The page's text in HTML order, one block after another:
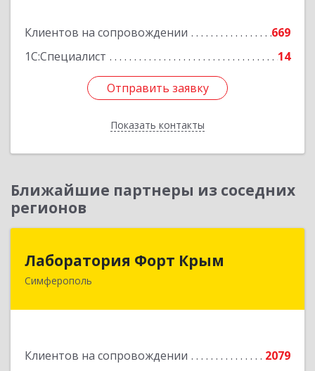
Клиентов на сопровождении
669
1С:Специалист
14
Отправить заявку
Показать контакты
Отправить заявку
Назад
Ближайшие партнеры из соседних
регионов
Лаборатория Форт Крым
Симферополь
Клиентов на сопровождении
2079
295034, Крым Респ, Симферополь г, Киевская